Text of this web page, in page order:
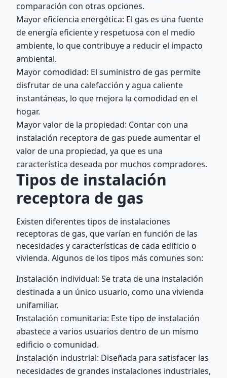
comparación con otras opciones.
Mayor eficiencia energética: El gas es una fuente
de energía eficiente y respetuosa con el medio
ambiente, lo que contribuye a reducir el impacto
ambiental.
Mayor comodidad: El suministro de gas permite
disfrutar de una calefacción y agua caliente
instantáneas, lo que mejora la comodidad en el
hogar.
Mayor valor de la propiedad: Contar con una
instalación receptora de gas puede aumentar el
valor de una propiedad, ya que es una
característica deseada por muchos compradores.
Tipos de instalación
receptora de gas
Existen diferentes tipos de instalaciones
receptoras de gas, que varían en función de las
necesidades y características de cada edificio o
vivienda. Algunos de los tipos más comunes son:
Instalación individual: Se trata de una instalación
destinada a un único usuario, como una vivienda
unifamiliar.
Instalación comunitaria: Este tipo de instalación
abastece a varios usuarios dentro de un mismo
edificio o comunidad.
Instalación industrial: Diseñada para satisfacer las
necesidades de grandes instalaciones industriales,